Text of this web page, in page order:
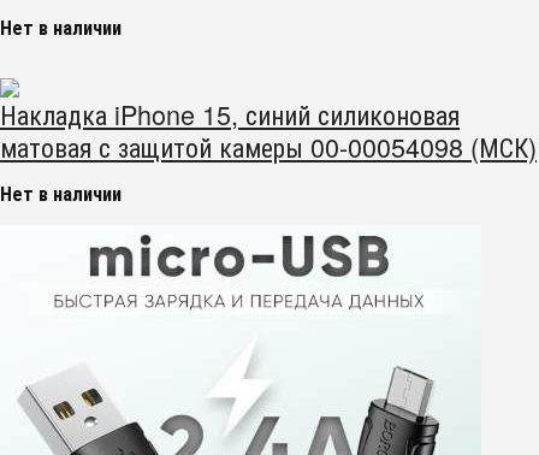
Нет в наличии
Накладка iPhone 15, синий силиконовая
матовая с защитой камеры 00-00054098 (МСК)
Нет в наличии